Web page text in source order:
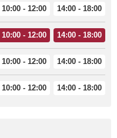
10:00 - 12:00 14:00 - 18:00
10:00 - 12:00 14:00 - 18:00
10:00 - 12:00 14:00 - 18:00
10:00 - 12:00 14:00 - 18:00